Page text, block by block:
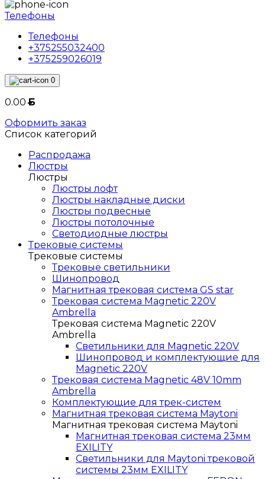
Телефоны
Телефоны
+375255032400
+375259026019
0
0.00Б
Оформить заказ
Список категорий
Распродажа
Люстры
Люстры
Люстры лофт
Люстры накладные диски
Люстры подвесные
Люстры потолочные
Светодиодные люстры
Трековые системы
Трековые системы
Трековые светильники
Шинопровод
Магнитная трековая система GS star
Трековая система Magnetic 220V
Ambrella
Трековая система Magnetic 220V
Ambrella
Светильники для Magnetic 220V
Шинопровод и комплектующие для
Magnetic 220V
Трековая система Magnetic 48V 10mm
Ambrella
Комплектующие для трек-систем
Магнитная трековая система Maytoni
Магнитная трековая система Maytoni
Магнитная трековая система 23мм
EXILITY
Светильники для Maytoni трековой
системы 23мм EXILITY